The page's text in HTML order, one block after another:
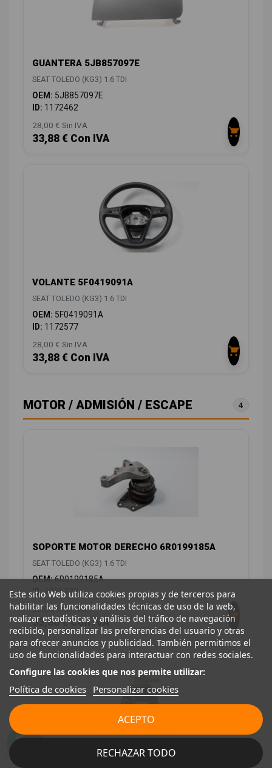
GUANTERA 5JB857097E
SEAT TOLEDO (KG3) 1.6 TDI
OEM: 5JB857097E
ID: 1172462
28,00 € Sin IVA
33,88 € Con IVA
VOLANTE 5F0419091A
SEAT TOLEDO (KG3) 1.6 TDI
OEM: 5F0419091A
ID: 1172577
28,00 € Sin IVA
33,88 € Con IVA
MOTOR / ADMISIÓN / ESCAPE 4
SOPORTE MOTOR DERECHO 6R0199185A
SEAT TOLEDO (KG3) 1.6 TDI
OEM:6R0199185A
ID:1225222
28,00 € Sin IVA
33,88 € Con IVA
Este sitio Web utiliza cookies propias y de terceros para
habilitar las funcionalidades técnicas de uso de la web,
realizar estadísticas y análisis del tráfico de navegación
recibido, personalizar las preferencias del usuario y otras
para ofrecer anuncios y publicidad. También permitimos el
uso de funcionalidades para interactuar con redes sociales.
Configure las cookies que nos permite utilizar:
Política de cookies Personalizar cookies
RECHAZAR TODO
ACEPTO